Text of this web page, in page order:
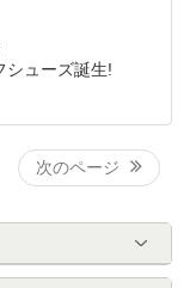
シューズ誕生!
次のページ